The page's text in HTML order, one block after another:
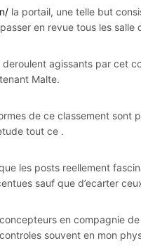
la portail, une telle but
en revue tous les
agissants par cet
Malte.
de ce classement
tout ce .
les posts reellement
sauf que d’ecarter
en compagnie
souvent en mon